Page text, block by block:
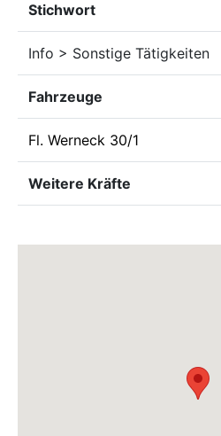
Stichwort
Info > Sonstige Tätigkeiten
Fahrzeuge
Fl. Werneck 30/1
Weitere Kräfte